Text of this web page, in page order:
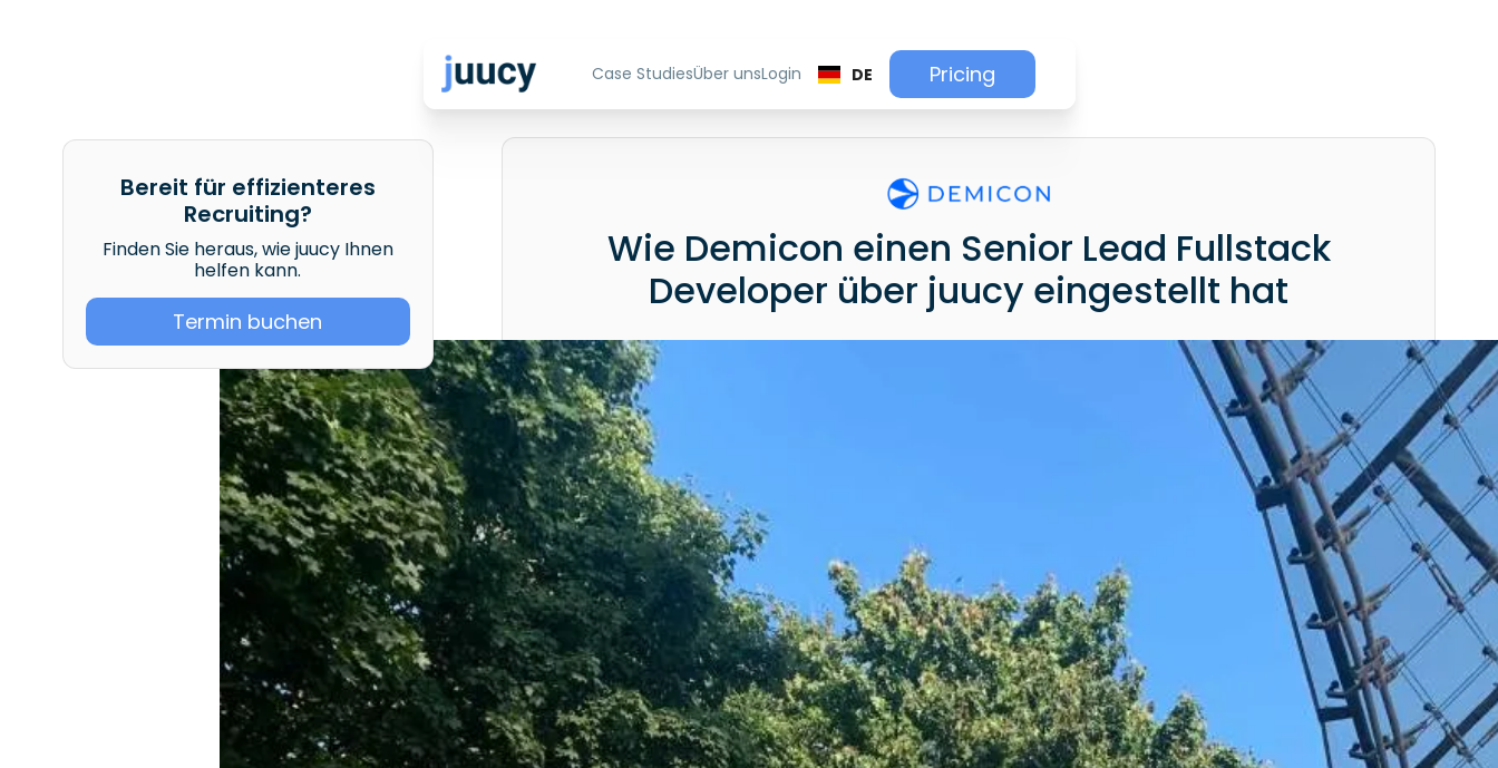
Case StudiesÜber unsLogin DE Pricing
Bereit für effizienteres
Recruiting?
Finden Sie heraus, wie juucy Ihnen
helfen kann.
Termin buchen
Wie Demicon einen Senior Lead Fullstack
Developer über juucy eingestellt hat